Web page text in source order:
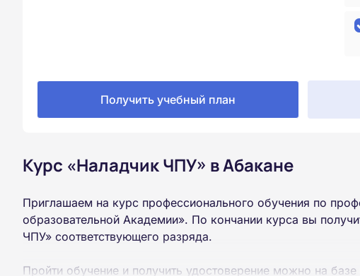
Получить учебный план
Курс «Наладчик ЧПУ» в Абакане
Приглашаем на курс профессионального обучения по
образовательной Академии». По кончании курса вы
ЧПУ» соответствующего разряда.
Пройти обучение и получить удостоверение можно на